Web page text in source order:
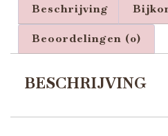
Beschrijving
Beoordelingen (0)
BESCHRIJVING